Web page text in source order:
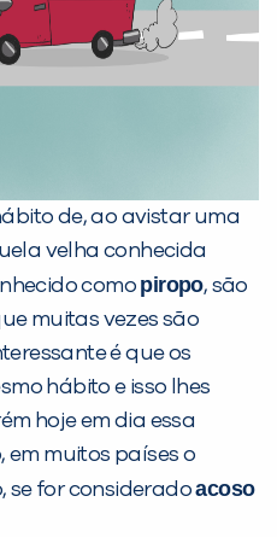
de, ao avistar uma
velha conhecida
como piropo, são
muitas vezes são
é que os
hábito e isso lhes
hoje em dia essa
muitos países o
se for consideradoacoso